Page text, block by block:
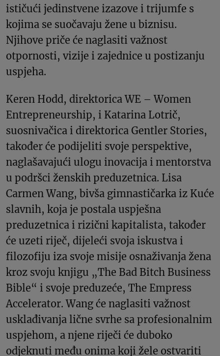
ističući jedinstvene izazove i trijumfe s
kojima se suočavaju žene u biznisu.
Njihove priče će naglasiti važnost
otpornosti, vizije i zajednice u postizanju
uspjeha.
Keren Hodd, direktorica WE – Women
Entrepreneurship, i Katarina Lotrič,
suosnivačica i direktorica Gentler Stories,
također će podijeliti svoje perspektive,
naglašavajući ulogu inovacija i mentorstva
u podršci ženskih preduzetnica. Lisa
Carmen Wang, bivša gimnastičarka iz Kuće
slavnih, koja je postala uspješna
preduzetnica i rizični kapitalista, također
će uzeti riječ, dijeleći svoja iskustva i
filozofiju iza svoje misije osnaživanja žena
kroz svoju knjigu „The Bad Bitch Business
Bible“ i svoje preduzeće, The Empress
Accelerator. Wang će naglasiti važnost
usklađivanja lične svrhe sa profesionalnim
uspjehom, a njene riječi će duboko
odjeknuti među onima koji žele ostvariti